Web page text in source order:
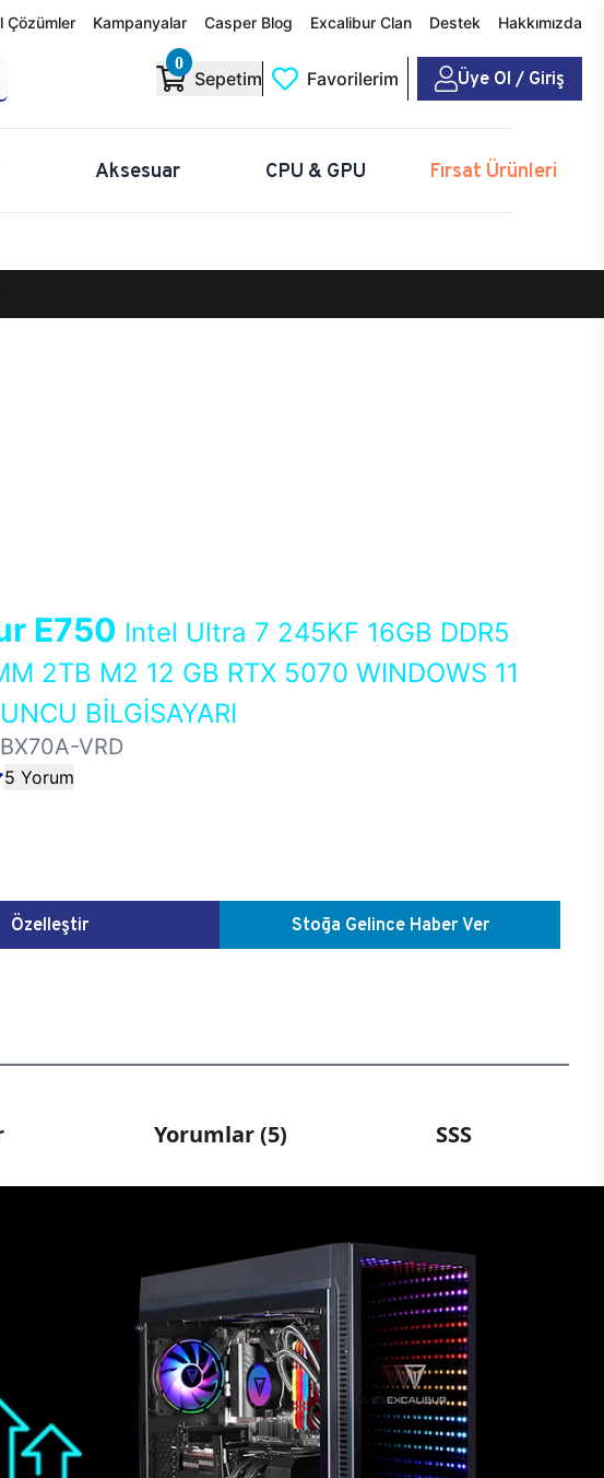
Çözümler Kampanyalar Casper Blog Excalibur Clan Destek Hakkımızda
0
Sepetim Favorilerim Üye Ol / Giriş
Aksesuar CPU & GPU Fırsat Ürünleri
E750 Intel Ultra 7 245KF 16GB DDR5
2TB M2 12 GB RTX 5070 WINDOWS 11
BİLGİSAYARI
VRD
5 Yorum
Özelleştir Stoğa Gelince Haber Ver
Yorumlar (5) SSS